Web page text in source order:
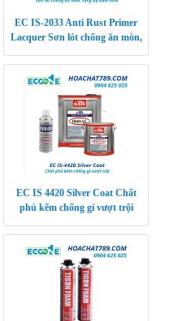
EC IS-2033 Anti Rust Primer
Lacquer Sơn lót chống ăn mòn,
EC IS 4420 Silver Coat Chất
phủ kẽm chống gỉ vượt trội